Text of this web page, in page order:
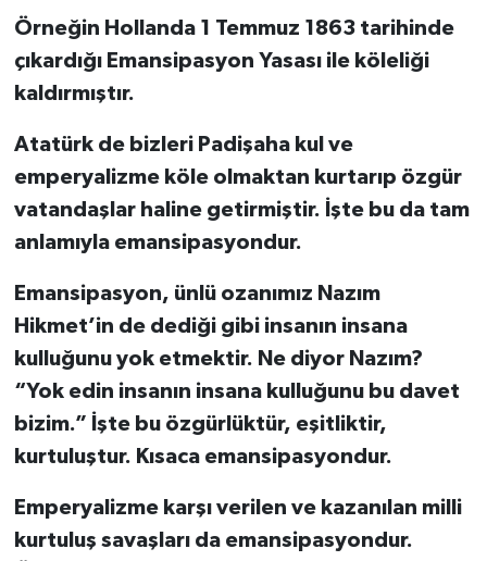
Örneğin Hollanda 1 Temmuz 1863 tarihinde
çıkardığı Emansipasyon Yasası ile köleliği
kaldırmıştır.
Atatürk de bizleri Padişaha kul ve
emperyalizme köle olmaktan kurtarıp özgür
vatandaşlar haline getirmiştir. İşte bu da tam
anlamıyla emansipasyondur.
Emansipasyon, ünlü ozanımız Nazım
Hikmet’in de dediği gibi insanın insana
kulluğunu yok etmektir. Ne diyor Nazım?
“Yok edin insanın insana kulluğunu bu davet
bizim.” İşte bu özgürlüktür, eşitliktir,
kurtuluştur. Kısaca emansipasyondur.
Emperyalizme karşı verilen ve kazanılan milli
kurtuluş savaşları da emansipasyondur.